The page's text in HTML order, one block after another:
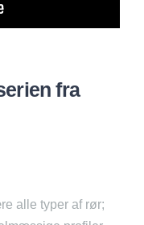
fra
alle typer af rør;